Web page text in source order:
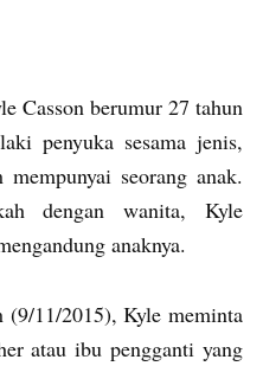
Casson berumur 27 tahun
penyuka sesama jenis,
seorang anak.
dengan wanita, Kyle
anaknya.
11/2015), Kyle meminta
atau ibu pengganti yang